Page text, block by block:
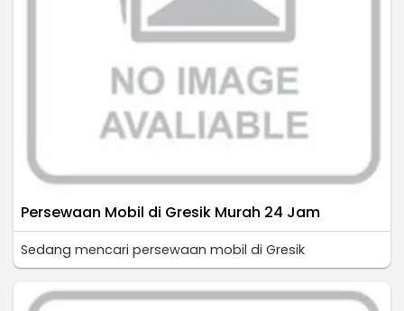
Persewaan Mobil di Gresik Murah 24 Jam
Sedang mencari persewaan mobil di Gresik